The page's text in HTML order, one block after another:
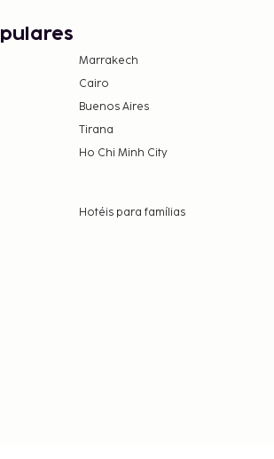
Marrakech
Cairo
Buenos Aires
Tirana
Ho Chi Minh City
Hotéis para famílias